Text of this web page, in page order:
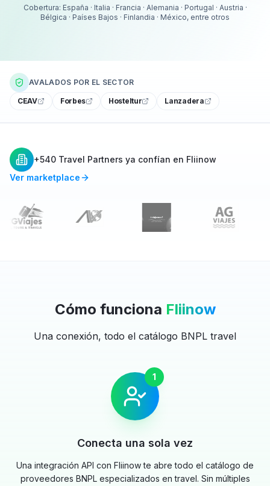
Cobertura: España · Italia · Francia · Alemania · Portugal · Austria ·
Bélgica · Países Bajos · Finlandia · México, entre otros
AVALADOS POR EL SECTOR
CEAV Forbes Hosteltur Lanzadera
+540 Travel Partners ya confían en Fliinow
Ver marketplace
Cómo funciona Fliinow
Una conexión, todo el catálogo BNPL travel
1
Conecta una sola vez
Una integración API con Fliinow te abre todo el catálogo de
proveedores BNPL especializados en travel. Sin múltiples